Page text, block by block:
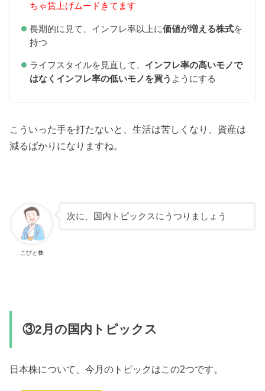
ちゃ賃上げムードきてます
長期的に見て、インフレ率以上に価値が増える株式を
持つ
ライフスタイルを見直して、 インフレ率の高いモノで
はなくインフレ率の低いモノを買う ようにする
こういった手を打たないと、生活は苦しくなり、資産は
減るばかりになりますね。
こびと株
次に、国内トピックスにうつりましょう
③2月の国内トピックス
日本株について、今月のトピックはこの2つです。